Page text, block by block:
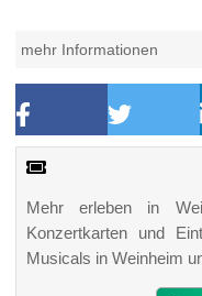
mehr Informationen
Mehr erleben in
Konzertkarten und
Musicals in Weinheim